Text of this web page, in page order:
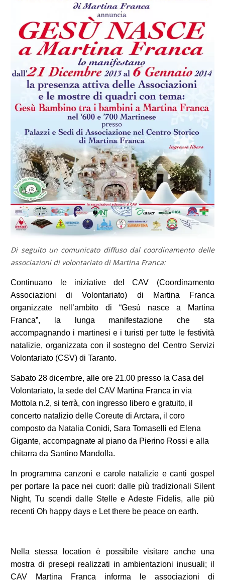
Di seguito un comunicato diffuso dal coordinamento delle
associazioni di volontariato di Martina Franca:
Continuano le iniziative del CAV (Coordinamento
Associazioni di Volontariato) di Martina Franca
organizzate nell’ambito di “Gesù nasce a Martina
Franca”, la lunga manifestazione che sta
accompagnando i martinesi e i turisti per tutte le festività
natalizie, organizzata con il sostegno del Centro Servizi
Volontariato (CSV) di Taranto.
Sabato 28 dicembre, alle ore 21.00 presso la Casa del
Volontariato, la sede del CAV Martina Franca in via
Mottola n.2, si terrà, con ingresso libero e gratuito, il
concerto natalizio delle Coreute di Arctara, il coro
composto da Natalia Conidi, Sara Tomaselli ed Elena
Gigante, accompagnate al piano da Pierino Rossi e alla
chitarra da Santino Mandolla.
In programma canzoni e carole natalizie e canti gospel
per portare la pace nei cuori: dalle più tradizionali Silent
Night, Tu scendi dalle Stelle e Adeste Fidelis, alle più
recenti Oh happy days e Let there be peace on earth.
Nella stessa location è possibile visitare anche una
mostra di presepi realizzati in ambientazioni inusuali; il
CAV Martina Franca informa le associazioni di